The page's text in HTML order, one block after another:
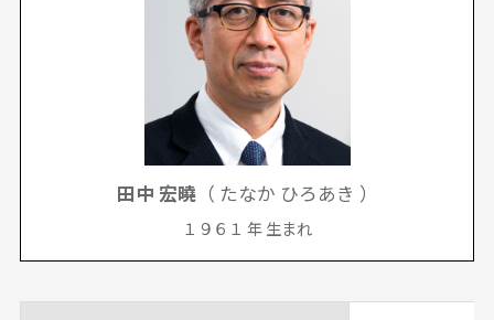
田中 宏曉（ たなか ひろあき ）
１９６１ 年 生まれ